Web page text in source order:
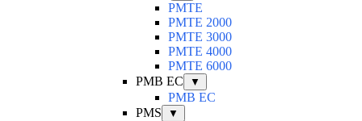
PMTE
PMTE 2000
PMTE 3000
PMTE 4000
PMTE 6000
PMB EC
▼
PMB EC
PMS
▼